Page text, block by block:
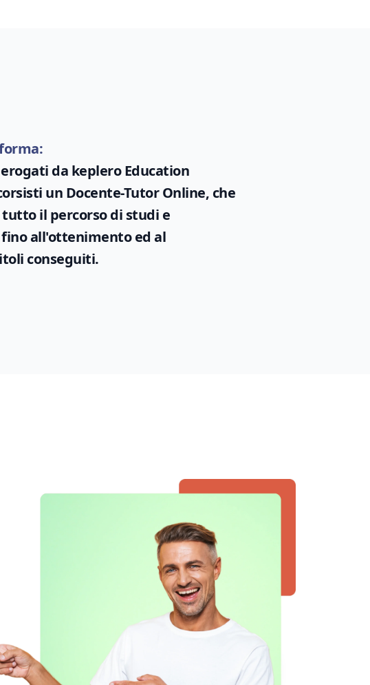
da keplero Education
un Docente-Tutor Online, che
il percorso di studi e
all'ottenimento ed al
conseguiti.